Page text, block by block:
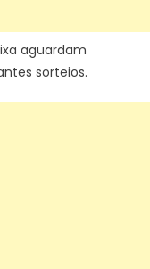
aguardam
sorteios.